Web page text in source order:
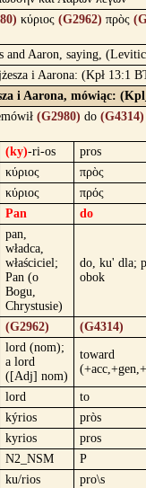
κύριος (G2962) πρὸς
and Aaron, saying,
i Aarona: (Kpł 13:1
i Aarona, mówiąc:
(G2980) do (G4314)
(ky)-ri-os
pros
κύριος
πρὸς
κύριος
πρός
Pan do
pan,
władca,
właściciel;
Pan (o
Bogu,
Chrystusie)
do, ku' dla;
obok
(G2962) (G4314)
lord (nom);
a lord
([Adj] nom)
toward
lord
to
kýrios
pròs
kyrios
pros
N2_NSM
P
ku/rios
pro\s